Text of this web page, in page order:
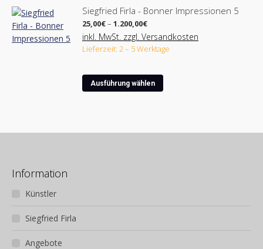
weist
mehrere
Varianten
auf.
gewählt
Siegfried Firla - Bonner Impressionen 5
25,00€– 1.200,00€Preisspanne:
25,00€
bis
1.200,00€
inkl. MwSt. zzgl. Versandkosten
Lieferzeit: 2 – 5 Werktage
Ausführung wählen
Dieses
Produkt
Varianten
Information
Künstler
Siegfried Firla
Angebote